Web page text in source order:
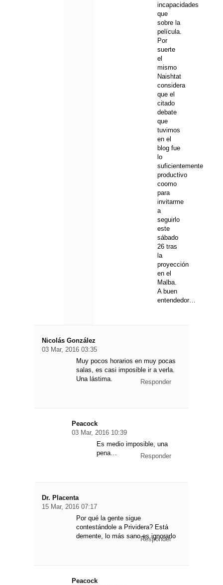
incapacidades
que
sobre la
película.
Por
suerte
el
mismo
Naishtat
considera
que el
citado
debate
que
tuvimos
en el
blog fue
lo
suficientemente
productivo
coomo
para
invitarme
a
seguirlo
este
sábado
26 tras
la
proyección
en el
Malba.
A buen
entendedor…
Nicolás González
03 Mar, 2016 03:35
Muy pocos horarios en muy pocas
salas, es casi imposible ir a verla.
Una lástima.
Responder
Peacock
03 Mar, 2016 10:39
Es medio imposible, una
pena…
Responder
Dr. Placenta
15 Mar, 2016 07:17
Por qué la gente sigue
contestándole a Prividera? Está
demente, lo más sano es ignorarlo
Responder
Peacock